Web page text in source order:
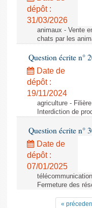
dépôt :
31/03/2026
animaux - Vente
chats par les
Question écrite n°
Date de
dépôt :
19/11/2024
agriculture -
Interdiction de
Question écrite n°
Date de
dépôt :
07/01/2025
Fermeture des
«